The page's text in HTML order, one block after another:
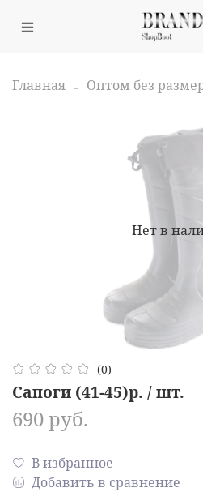
Главная Оптом без
Нет в
(0)
Сапоги (41-45)р. / шт.
690 руб.
В избранное
Добавить в сравнение